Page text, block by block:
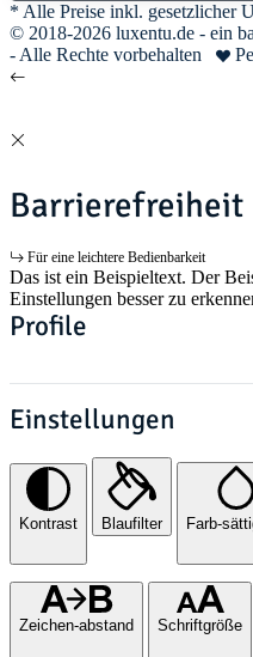
* Alle Preise inkl. gesetzlicher
© 2018-2026 luxentu.de - ein
- Alle Rechte vorbehalten
Barrierefreiheit
Für eine leichtere Bedienbarkeit
Das ist ein Beispieltext. Der
Einstellungen besser zu
Profile
Einstellungen
Kontrast Blaufilter Farb-
Zeichen-abstand Schriftgröße